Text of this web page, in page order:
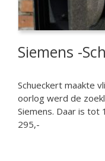
Siemens -
Schueckert maakte
oorlog werd de
Siemens. Daar is
295,-